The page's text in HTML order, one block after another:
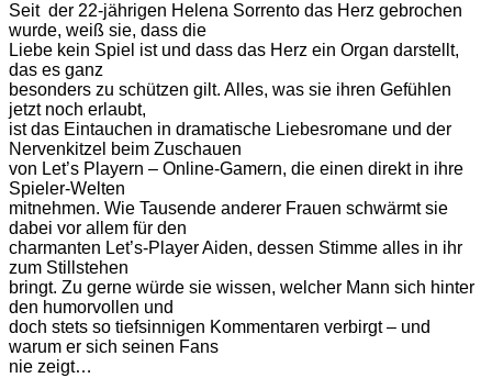
Seit der 22-jährigen Helena Sorrento das Herz gebrochen
wurde, weiß sie, dass die
Liebe kein Spiel ist und dass das Herz ein Organ darstellt,
das es ganz
besonders zu schützen gilt. Alles, was sie ihren Gefühlen
jetzt noch erlaubt,
ist das Eintauchen in dramatische Liebesromane und der
Nervenkitzel beim Zuschauen
von Let’s Playern – Online-Gamern, die einen direkt in ihre
Spieler-Welten
mitnehmen. Wie Tausende anderer Frauen schwärmt sie
dabei vor allem für den
charmanten Let’s-Player Aiden, dessen Stimme alles in ihr
zum Stillstehen
bringt. Zu gerne würde sie wissen, welcher Mann sich hinter
den humorvollen und
doch stets so tiefsinnigen Kommentaren verbirgt – und
warum er sich seinen Fans
nie zeigt…